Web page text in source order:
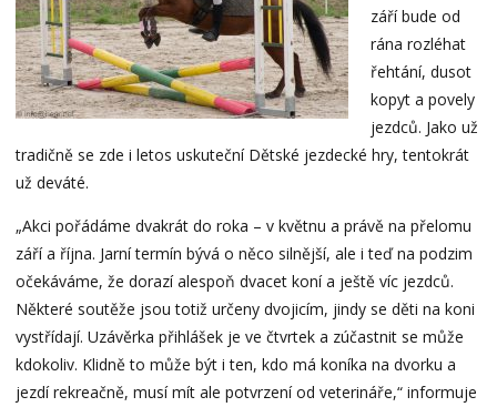
září bude od
rána rozléhat
řehtání, dusot
kopyt a povely
jezdců. Jako už
tradičně se zde i letos uskuteční Dětské jezdecké hry, tentokrát
už deváté.
„Akci pořádáme dvakrát do roka – v květnu a právě na přelomu
září a října. Jarní termín bývá o něco silnější, ale i teď na podzim
očekáváme, že dorazí alespoň dvacet koní a ještě víc jezdců.
Některé soutěže jsou totiž určeny dvojicím, jindy se děti na koni
vystřídají. Uzávěrka přihlášek je ve čtvrtek a zúčastnit se může
kdokoliv. Klidně to může být i ten, kdo má koníka na dvorku a
jezdí rekreačně, musí mít ale potvrzení od veterináře,“ informuje